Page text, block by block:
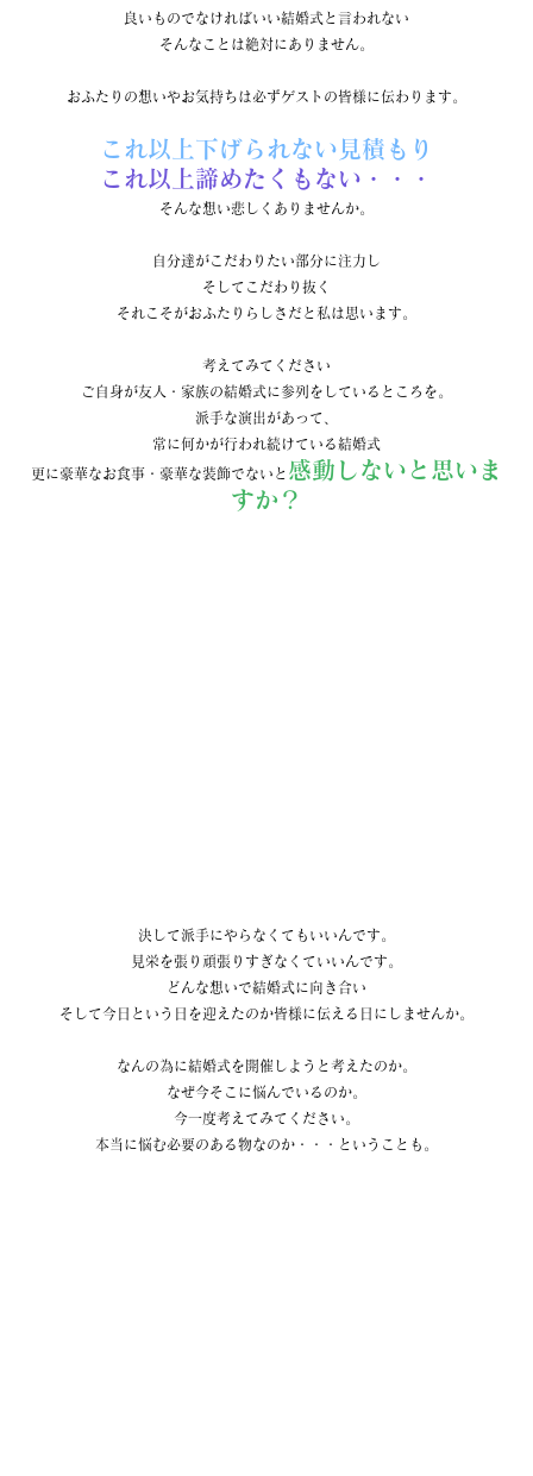
良いものでなければいい結婚式と言われない
そんなことは絶対にありません。
おふたりの想いやお気持ちは必ずゲストの皆様に伝わります。
これ以上下げられない見積もり
これ以上諦めたくもない・・・
そんな想い悲しくありませんか。
自分達がこだわりたい部分に注力し
そしてこだわり抜く
それこそがおふたりらしさだと私は思います。
考えてみてください
ご自身が友人・家族の結婚式に参列をしているところを。
派手な演出があって、
常に何かが行われ続けている結婚式
更に豪華なお食事・豪華な装飾でないと 感動しないと思いま
すか？
決して派手にやらなくてもいいんです。
見栄を張り頑張りすぎなくていいんです。
どんな想いで結婚式に向き合い
そして今日という日を迎えたのか皆様に伝える日にしませんか。
なんの為に結婚式を開催しようと考えたのか。
なぜ今そこに悩んでいるのか。
今一度考えてみてください。
本当に悩む必要のある物なのか・・・ということも。